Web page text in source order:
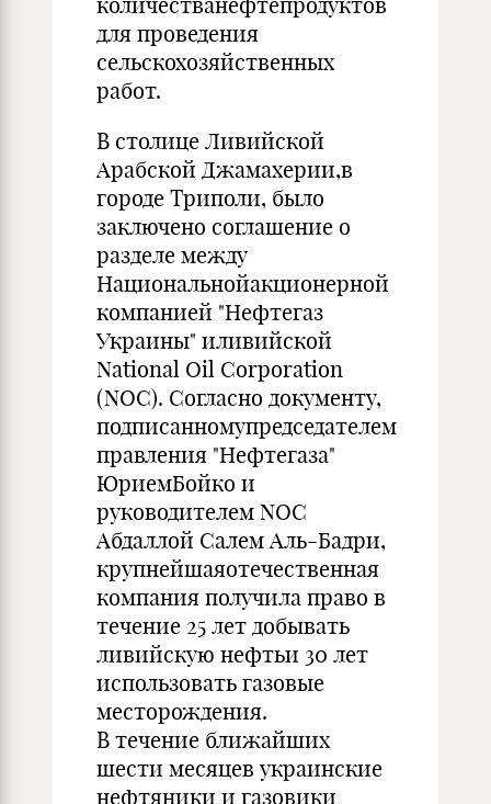
для проведения
сельскохозяйственных
работ.
В столице Ливийской
Арабской Джамахерии,в
городе Триполи, было
заключено соглашение о
разделе между
Национальнойакционерной
компанией "Нефтегаз
Украины" иливийской
National Oil Corporation
(NOC). Согласно документу,
подписанномупредседателем
правления "Нефтегаза"
ЮриемБойко и
руководителем NOC
Абдаллой Салем Аль-Бадри,
крупнейшаяотечественная
компания получила право в
течение 25 лет добывать
ливийскую нефтьи 30 лет
использовать газовые
месторождения.
В течение ближайших
шести месяцев украинские
нефтяники и газовики